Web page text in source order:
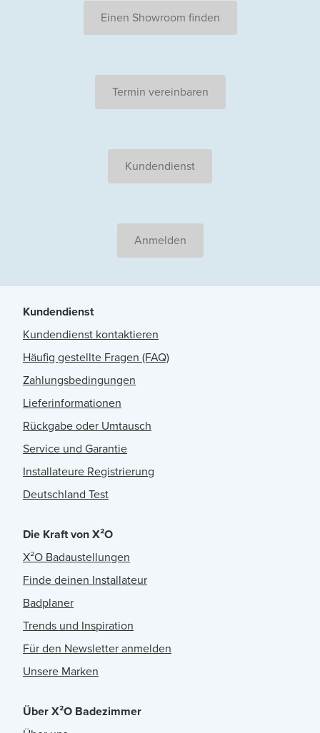
Einen Showroom finden
Termin vereinbaren
Kundendienst
Anmelden
Kundendienst
Kundendienst kontaktieren
Häufig gestellte Fragen (FAQ)
Zahlungsbedingungen
Lieferinformationen
Rückgabe oder Umtausch
Service und Garantie
Installateure Registrierung
Deutschland Test
Die Kraft von X²O
X²O Badaustellungen
Finde deinen Installateur
Badplaner
Trends und Inspiration
Für den Newsletter anmelden
Unsere Marken
Über X²O Badezimmer